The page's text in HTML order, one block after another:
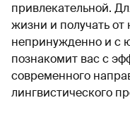
привлекательной.
жизни и получать от
непринужденно и с
познакомит вас с
современного
лингвистического